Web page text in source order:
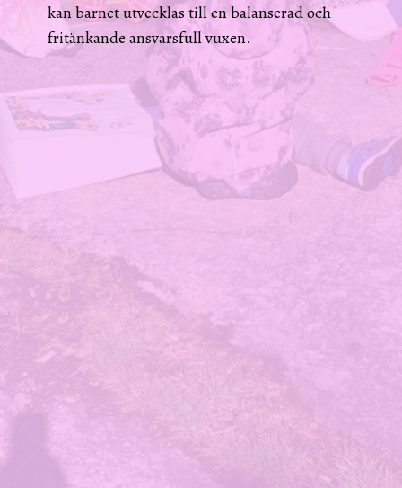
kan barnet utvecklas till en balanserad och
fritänkande ansvarsfull vuxen.